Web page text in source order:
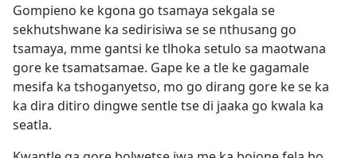
Gompieno ke kgona go tsamaya sekgala se
sekhutshwane ka sedirisiwa se se nthusang go
tsamaya, mme gantsi ke tlhoka setulo sa maotwana
gore ke tsamatsamae. Gape ke a tle ke gagamale
mesifa ka tshoganyetso, mo go dirang gore ke se ka
ka dira ditiro dingwe sentle tse di jaaka go kwala ka
seatla.